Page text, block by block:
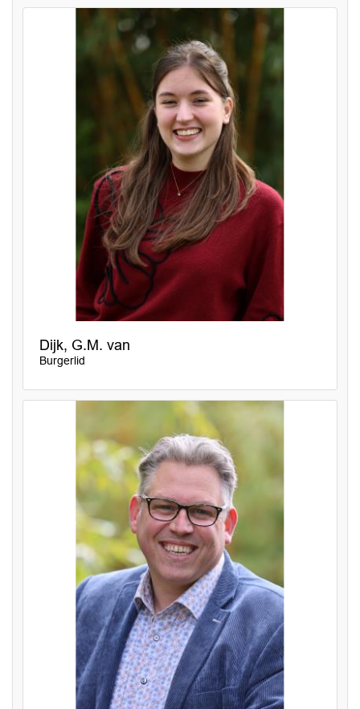
Dijk, G.M. van
Burgerlid